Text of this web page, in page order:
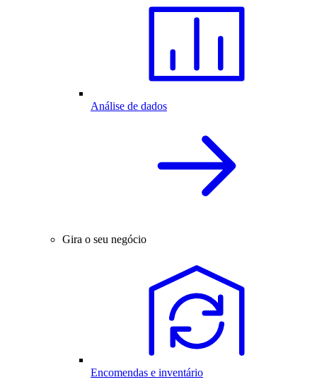
Análise de dados
Gira o seu negócio
Encomendas e inventário